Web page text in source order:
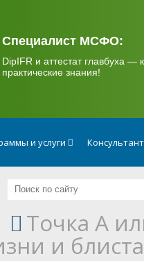
Специалист МСФО:
DipIFR и аттестат главбуха —
практические знания!
и услуги
Точка А
и